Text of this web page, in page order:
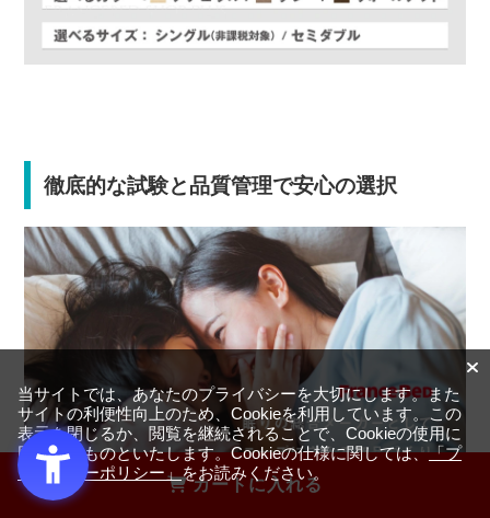
カートに入れる
徹底的な試験と品質管理で安心の選択
当サイトでは、あなたのプライバシーを大切にします。また
サイトの利便性向上のため、Cookieを利用しています。この
表示を閉じるか、閲覧を継続されることで、Cookieの使用に
同意するものといたします。Cookieの仕様に関しては、「プ
ライバシーポリシー」をお読みください。